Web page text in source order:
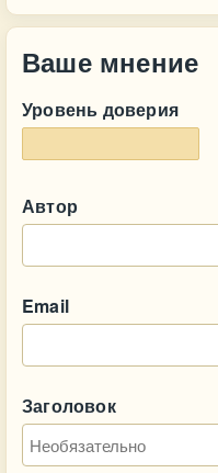
Ваше мнение
Уровень доверия
Автор
Email
Заголовок